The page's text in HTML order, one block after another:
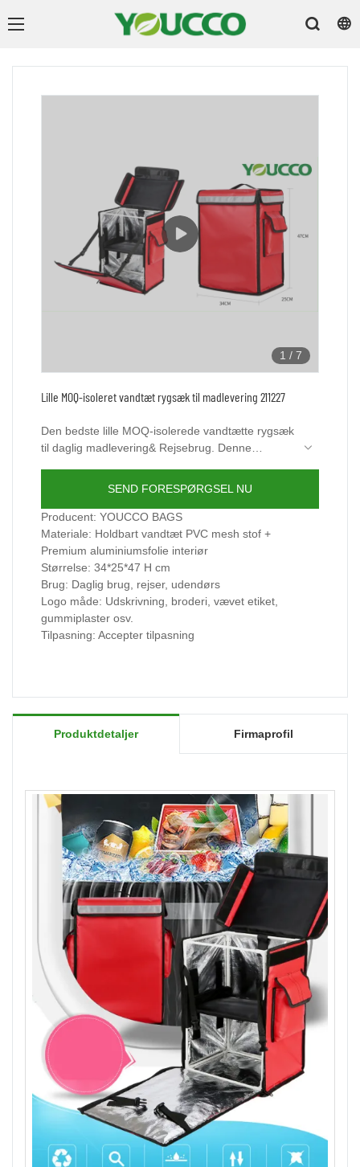
1 / 7
Lille MOQ-isoleret vandtæt rygsæk til madlevering 211227
Den bedste lille MOQ-isolerede vandtætte rygsæk
til daglig madlevering& Rejsebrug. Denne
design. Det kan levere mad og drikke, PVC-
der holder dem friske, varme og kolde i længere
tid. Perfekt til fritidsaktiviteter udendørs eller
professionelle, der arbejder hos Uber Eats,
DoorDash, Postmates, Grubhub eller Catering...
Youcco har stadig andre isolerede rygsække til
madlevering. Du er velkommen til at besøge
vores hjemmeside www.youcco.com for flere
detaljer
SEND FORESPØRGSEL NU
Producent: YOUCCO BAGS
Materiale: Holdbart vandtæt PVC mesh stof +
Premium aluminiumsfolie interiør
Størrelse: 34*25*47 H cm
Brug: Daglig brug, rejser, udendørs
Logo måde: Udskrivning, broderi, vævet etiket,
gummiplaster osv.
Tilpasning: Accepter tilpasning
Produktdetaljer Firmaprofil